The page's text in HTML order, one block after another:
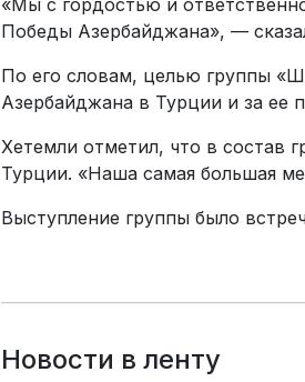
«Мы с гордостью и
Победы Азербайджана», —
По его словам, целью группы
Азербайджана в Турции и за ее
Хетемли отметил, что в состав
Турции. «Наша самая большая
Выступление группы было
Новости в ленту